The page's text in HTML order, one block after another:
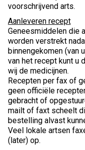
voorschrijvend arts.
Aanleveren recept
Geneesmiddelen die
worden verstrekt
binnengekomen (van
van het recept kunt u
wij de medicijnen.
Recepten per fax of
geen officiële
gebracht of
mailt of faxt scheelt
bestelling alvast
Veel lokale artsen
(later) op.